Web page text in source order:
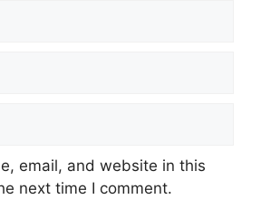
email, and website in this
next time I comment.